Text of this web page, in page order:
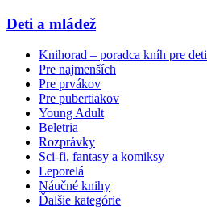
Deti a mládež
Knihorad – poradca kníh pre deti
Pre najmenších
Pre prvákov
Pre pubertiakov
Young Adult
Beletria
Rozprávky
Sci-fi, fantasy a komiksy
Leporelá
Náučné knihy
Ďalšie kategórie